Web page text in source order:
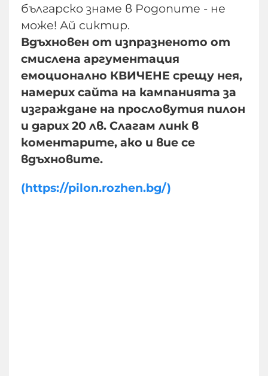
българско знаме в Родопите - не
може! Ай сиктир.
Вдъхновен от изпразненото от
смислена аргументация
емоционално КВИЧЕНЕ срещу нея,
намерих сайта на кампанията за
изграждане на прословутия пилон
и дарих 20 лв. Слагам линк в
коментарите, ако и вие се
вдъхновите.
(https://pilon.rozhen.bg/)